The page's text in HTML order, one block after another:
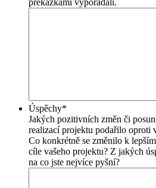
Úspěchy*
Jakých pozitivních změn či
realizací projektu podařilo oproti
Co konkrétně se změnilo k
cíle vašeho projektu? Z jakých
na co jste nejvíce pyšní?